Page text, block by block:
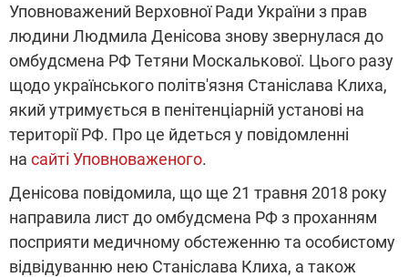
Уповноважений Верховної Ради України з прав
людини Людмила Денісова знову звернулася до
омбудсмена РФ Тетяни Москалькової. Цього разу
щодо українського політв'язня Станіслава Клиха,
який утримується в пенітенціарній установі на
території РФ. Про це йдеться у повідомленні
на сайті Уповноваженого.
Денісова повідомила, що ще 21 травня 2018 року
направила лист до омбудсмена РФ з проханням
посприяти медичному обстеженню та особистому
відвідуванню нею Станіслава Клиха, а також